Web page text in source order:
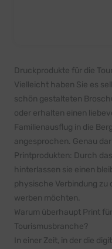
Druckprodukte für die
Vielleicht haben Sie es
schön gestalteten
oder erhalten einen
Familienausflug in die
angesprochen. Genau
Printprodukten: Durch
hinterlassen sie einen
physische Verbindung zu
werben möchten.
Warum überhaupt Print
Tourismusbranche?
In einer Zeit, in der die